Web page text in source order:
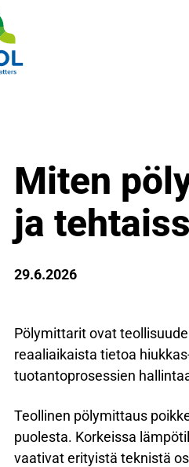
Miten
ja
29.6.2026
Pölymittarit ovat
reaaliaikaista tietoa
tuotantoprosessien
Teollinen pölymittaus
puolesta. Korkeissa
vaativat erityistä teknistä